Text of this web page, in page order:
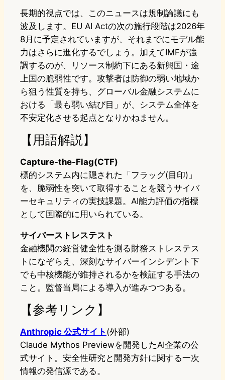
長期的視点では、このニュースは規制論議にも
波及します。EU AI Actの次の施行段階は2026年
8月に予定されていますが、それまでにモデル能
力はさらに進化するでしょう。加えてIMFが強
調するのが、リソース制約下にある新興国・途
上国の脆弱性です。攻撃者は防御の弱い地域か
ら狙う性質を持ち、グローバル金融システムに
おける「最も弱い結び目」が、システム全体を
不安定化させる起点となりかねません。
【用語解説】
Capture-the-Flag(CTF)
標的システム内に隠された「フラッグ(目印)」
を、脆弱性を突いて取得することを競うサイバ
ーセキュリティの実技課題。AI能力評価の指標
として国際的に用いられている。
サイバーストレステスト
金融機関の経営健全性を測る財務ストレステス
トになぞらえ、深刻なサイバーインシデント下
でも中核機能が維持されるかを検証する手法の
こと。監督当局による導入が進みつつある。
【参考リンク】
Anthropic 公式サイト (外部)
Claude Mythos Previewを開発したAI企業の公
式サイト。安全性研究と開発方針に関する一次
情報の発信源である。